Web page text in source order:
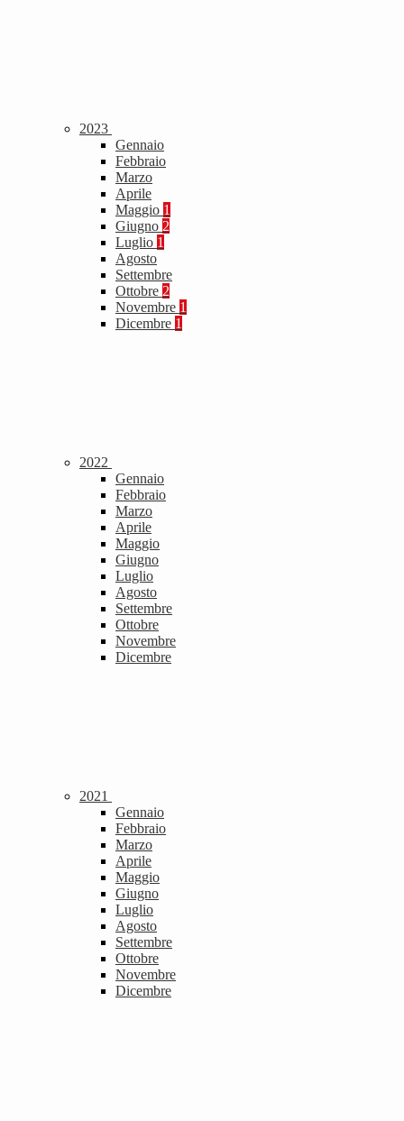
2023
Gennaio
Febbraio
Marzo
Aprile
Maggio 1
Giugno 2
Luglio 1
Agosto
Settembre
Ottobre 2
Novembre 1
Dicembre 1
2022
Gennaio
Febbraio
Marzo
Aprile
Maggio
Giugno
Luglio
Agosto
Settembre
Ottobre
Novembre
Dicembre
2021
Gennaio
Febbraio
Marzo
Aprile
Maggio
Giugno
Luglio
Agosto
Settembre
Ottobre
Novembre
Dicembre